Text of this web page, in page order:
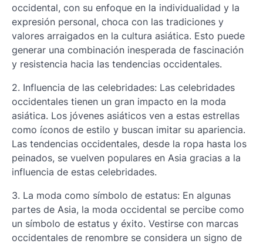
occidental, con su enfoque en la individualidad y la
expresión personal, choca con las tradiciones y
valores arraigados en la cultura asiática. Esto puede
generar una combinación inesperada de fascinación
y resistencia hacia las tendencias occidentales.
2. Influencia de las celebridades: Las celebridades
occidentales tienen un gran impacto en la moda
asiática. Los jóvenes asiáticos ven a estas estrellas
como íconos de estilo y buscan imitar su apariencia.
Las tendencias occidentales, desde la ropa hasta los
peinados, se vuelven populares en Asia gracias a la
influencia de estas celebridades.
3. La moda como símbolo de estatus: En algunas
partes de Asia, la moda occidental se percibe como
un símbolo de estatus y éxito. Vestirse con marcas
occidentales de renombre se considera un signo de